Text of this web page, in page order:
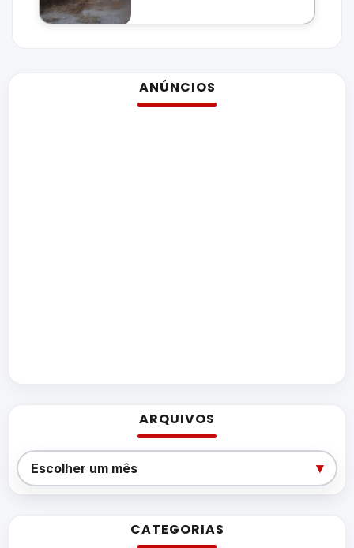
ANÚNCIOS
ARQUIVOS
Arquivos
Escolher um mês ▾
CATEGORIAS